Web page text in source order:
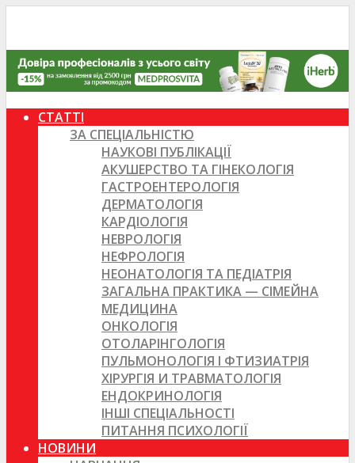
СТАТТІ
ЗА СПЕЦІАЛЬНІСТЮ
НАУКОВІ ПУБЛІКАЦІЇ
АКУШЕРСТВО ТА ГІНЕКОЛОГІЯ
ГАСТРОЕНТЕРОЛОГІЯ
ДЕРМАТОЛОГІЯ
КАРДІОЛОГІЯ
НЕВРОЛОГІЯ
НЕФРОЛОГІЯ
НЕОНАТОЛОГІЯ ТА ПЕДІАТРІЯ
ЗАГАЛЬНА ПРАКТИКА — СІМЕЙНА
МЕДИЦИНА
ОНКОЛОГІЯ
ОТОЛАРІНГОЛОГІЯ
ПУЛЬМОНОЛОГІЯ І ФТИЗИАТРІЯ
ХІРУРГІЯ И ТРАВМАТОЛОГІЯ
ЕНДОКРИНОЛОГІЯ
ІНШІ СПЕЦІАЛЬНОСТІ
ПИТАННЯ ПСИХОЛОГІЇ
НОВИНИ